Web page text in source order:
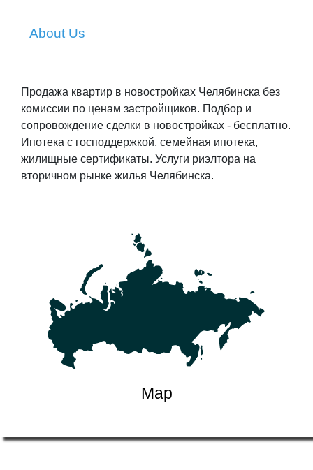
About Us
Продажа квартир в новостройках Челябинска без
комиссии по ценам застройщиков. Подбор и
сопровождение сделки в новостройках - бесплатно.
Ипотека с господдержкой, семейная ипотека,
жилищные сертификаты. Услуги риэлтора на
вторичном рынке жилья Челябинска.
Map